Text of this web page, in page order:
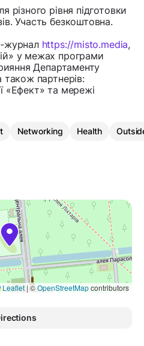
різного рівня підготовки
Участь безкоштовна.
журнал https://misto.media,
у межах програми
Департаменту
партнерів:
«Ефект» та мережі
Networking Health
Leaflet |©OpenStreetMapcontributors